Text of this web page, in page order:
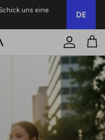
uns eine
DE
Konto